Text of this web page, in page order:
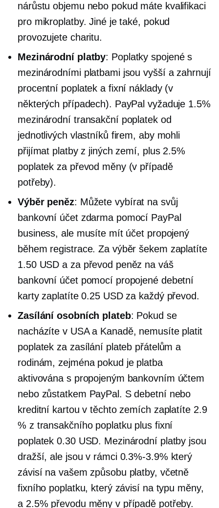
nárůstu objemu nebo pokud máte kvalifikaci
pro mikroplatby. Jiné je také, pokud
provozujete charitu.
Mezinárodní platby: Poplatky spojené s
mezinárodními platbami jsou vyšší a zahrnují
procentní poplatek a fixní náklady (v
některých případech). PayPal vyžaduje 1.5%
mezinárodní transakční poplatek od
jednotlivých vlastníků firem, aby mohli
přijímat platby z jiných zemí, plus 2.5%
poplatek za převod měny (v případě
potřeby).
Výběr peněz: Můžete vybírat na svůj
bankovní účet zdarma pomocí PayPal
business, ale musíte mít účet propojený
během registrace. Za výběr šekem zaplatíte
1.50 USD a za převod peněz na váš
bankovní účet pomocí propojené debetní
karty zaplatíte 0.25 USD za každý převod.
Zasílání osobních plateb: Pokud se
nacházíte v USA a Kanadě, nemusíte platit
poplatek za zasílání plateb přátelům a
rodinám, zejména pokud je platba
aktivována s propojeným bankovním účtem
nebo zůstatkem PayPal. S debetní nebo
kreditní kartou v těchto zemích zaplatíte 2.9
% z transakčního poplatku plus fixní
poplatek 0.30 USD. Mezinárodní platby jsou
dražší, ale jsou v rámci 0.3%-3.9% který
závisí na vašem způsobu platby, včetně
fixního poplatku, který závisí na typu měny,
a 2.5% převodu měny v případě potřeby.